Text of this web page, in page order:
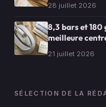
28 juillet 2026
8,3 bars et
meilleure
21 juillet 2026
SÉLECTION DE LA